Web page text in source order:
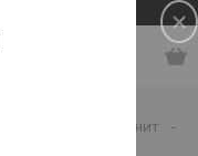
Керамогранит
-